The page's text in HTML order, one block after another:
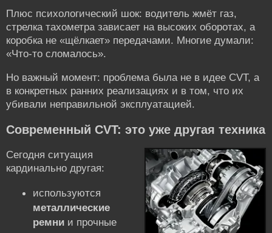
Плюс психологический шок: водитель жмёт газ,
стрелка тахометра зависает на высоких оборотах, а
коробка не «щёлкает» передачами. Многие думали:
«Что-то сломалось».
Но важный момент: проблема была не в идее CVT, а
в конкретных ранних реализациях и в том, что их
убивали неправильной эксплуатацией.
Современный CVT: это уже другая техника
Сегодня ситуация
кардинально другая:
используются
металлические
ремнии прочные